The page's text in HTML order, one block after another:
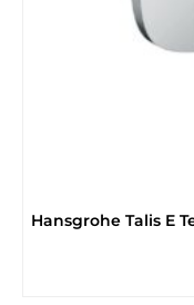
Hansgrohe Talis E